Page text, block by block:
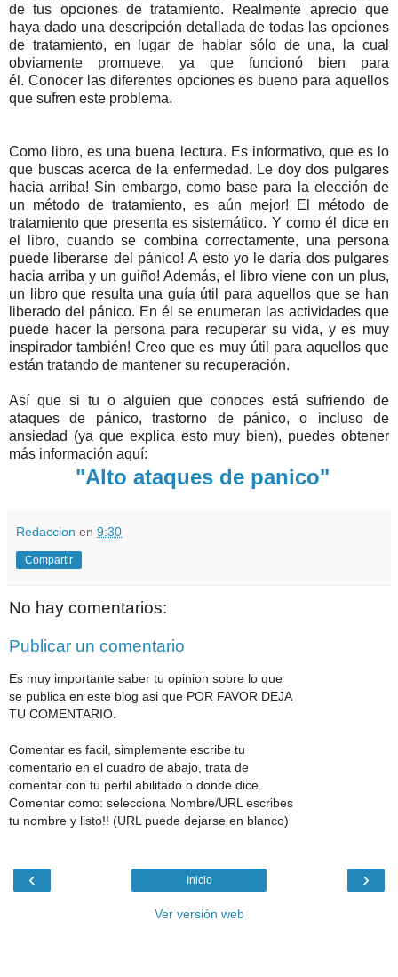
de tus opciones de tratamiento. Realmente aprecio que
haya dado una descripción detallada de todas las opciones
de tratamiento, en lugar de hablar sólo de una, la cual
obviamente promueve, ya que funcionó bien para
él. Conocer las diferentes opciones es bueno para aquellos
que sufren este problema.
Como libro, es una buena lectura. Es informativo, que es lo
que buscas acerca de la enfermedad. Le doy dos pulgares
hacia arriba! Sin embargo, como base para la elección de
un método de tratamiento, es aún mejor! El método de
tratamiento que presenta es sistemático. Y como él dice en
el libro, cuando se combina correctamente, una persona
puede liberarse del pánico! A esto yo le daría dos pulgares
hacia arriba y un guiño! Además, el libro viene con un plus,
un libro que resulta una guía útil para aquellos que se han
liberado del pánico. En él se enumeran las actividades que
puede hacer la persona para recuperar su vida, y es muy
inspirador también! Creo que es muy útil para aquellos que
están tratando de mantener su recuperación.
Así que si tu o alguien que conoces está sufriendo de
ataques de pánico, trastorno de pánico, o incluso de
ansiedad (ya que explica esto muy bien), puedes obtener
más información aquí:
"Alto ataques de panico"
Redaccion en 9:30
Compartir
No hay comentarios:
Publicar un comentario
Es muy importante saber tu opinion sobre lo que
se publica en este blog asi que POR FAVOR DEJA
TU COMENTARIO.
Comentar es facil, simplemente escribe tu
comentario en el cuadro de abajo, trata de
comentar con tu perfil abilitado o donde dice
Comentar como: selecciona Nombre/URL escribes
tu nombre y listo!! (URL puede dejarse en blanco)
‹ ›
Inicio
Ver versión web